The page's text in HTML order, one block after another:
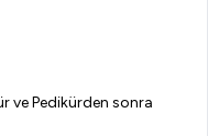
ve Pedikürden sonra